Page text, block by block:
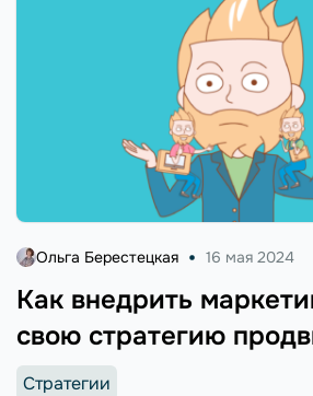
Как внедрить
свою стратегию
Ольга Берестецкая 16 мая 2024
Стратегии